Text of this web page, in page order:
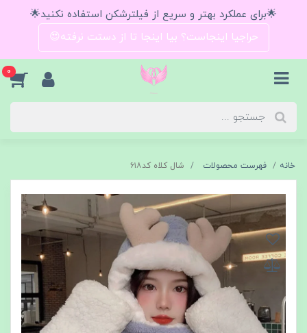
🌟برای عملکرد بهتر و سریع از فیلترشکن استفاده نکنید🌟
حراجیا اینجاست؟ بیا اینجا تا از دستت نرفته😍
0
خانه فهرست محصولات شال كلاه كد٦١٨